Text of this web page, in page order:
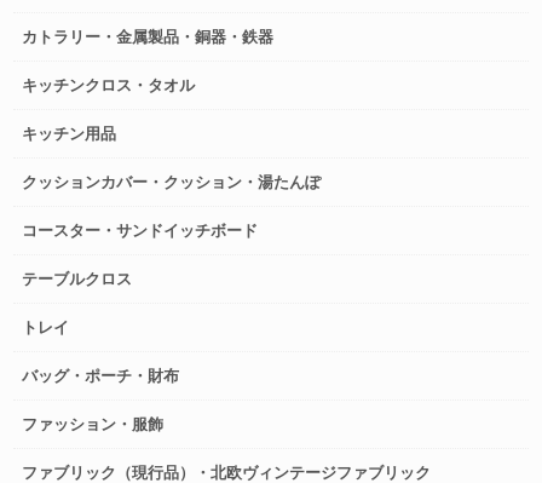
カトラリー・金属製品・銅器・鉄器
キッチンクロス・タオル
キッチン用品
クッションカバー・クッション・湯たんぽ
コースター・サンドイッチボード
テーブルクロス
トレイ
バッグ・ポーチ・財布
ファッション・服飾
ファブリック（現行品）・北欧ヴィンテージファブリック